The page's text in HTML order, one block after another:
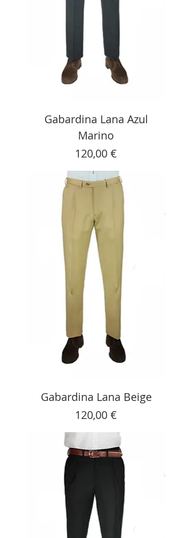
Gabardina Lana Azul
Marino
Precio
120,00 €
Gabardina Lana Beige
Precio
120,00 €